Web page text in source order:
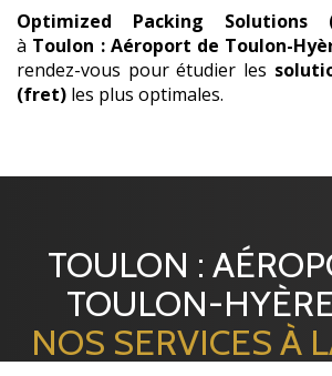
Optimized Packing Solutions
à Toulon : Aéroport de Toulon-
rendez-vous pour étudier les
(fret) les plus optimales.
TOULON :
TOULON-
NOS SERVICES À